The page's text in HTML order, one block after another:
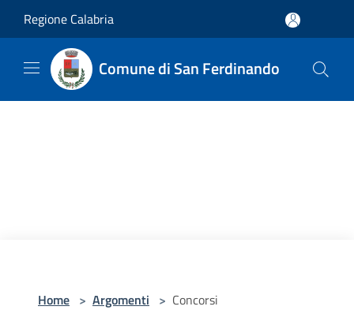
Regione Calabria
Comune di San Ferdinando
Home > Argomenti > Concorsi